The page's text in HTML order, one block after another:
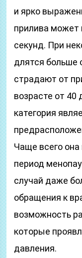
и ярко
прилива может
секунд. При
длятся
страдают от
возрасте от 40
категория
Чаще всего она
период
случай даже
обращения к
возможность
которые
давления.